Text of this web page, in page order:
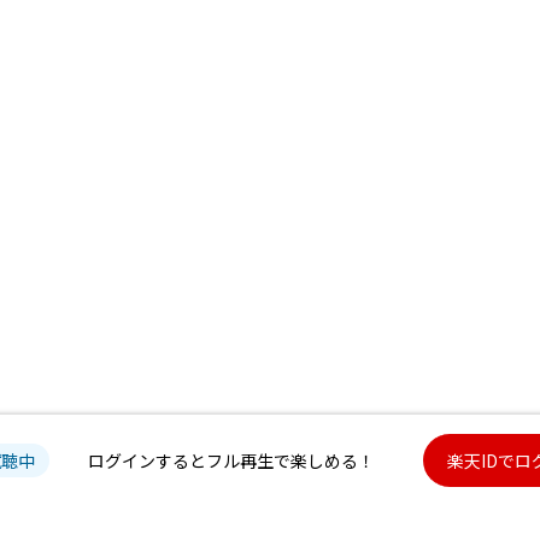
中 ログインするとフル再生で楽しめる！ 楽天IDでロ